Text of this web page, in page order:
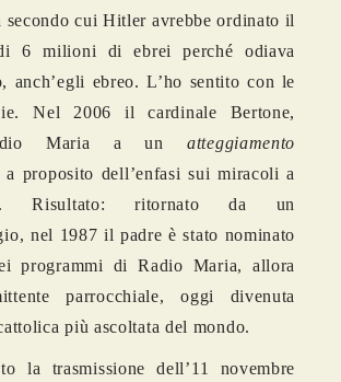
secondo cui Hitler avrebbe ordinato il
6 milioni di ebrei perché odiava
anch’egli ebreo. L’ho sentito con le
Nel 2006 il cardinale Bertone,
Maria a unatteggiamento
a proposito dell’enfasi sui miracoli a
Risultato: ritornato da un
nel 1987 il padre è stato nominato
programmi di Radio Maria, allora
parrocchiale, oggi divenuta
più ascoltata del mondo.
la trasmissione dell’11 novembre